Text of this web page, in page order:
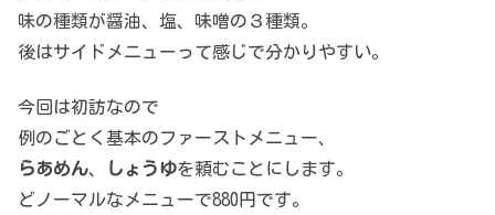
味の種類が醤油、塩、味噌の３種類。
後はサイドメニューって感じで分かりやすい。
今回は初訪なので
例のごとく基本のファーストメニュー、
らあめん、 しょうゆを頼むことにします。
どノーマルなメニューで880円です。